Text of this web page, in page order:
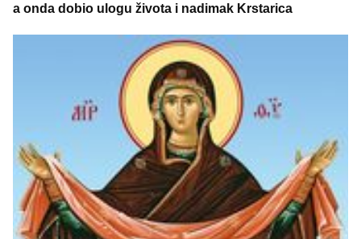
a onda dobio ulogu života i nadimak Krstarica